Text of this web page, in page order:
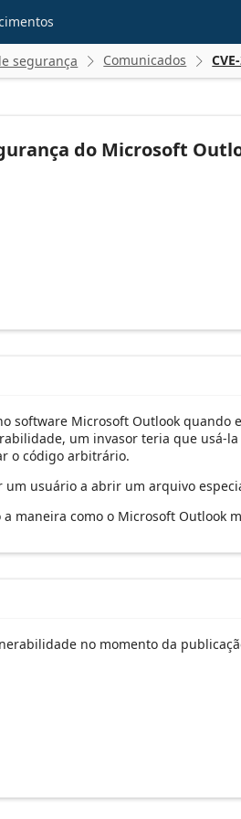
segurança  Comunicados 
do Microsoft
software Microsoft Outlook
um invasor teria que
o código arbitrário.
usuário a abrir um arquivo
maneira como o Microsoft Outlook
no momento da